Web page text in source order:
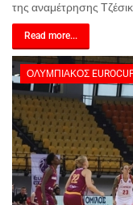
της αναμέτρησης
Read more...
ΟΛΥΜΠΙΑΚΌΣ